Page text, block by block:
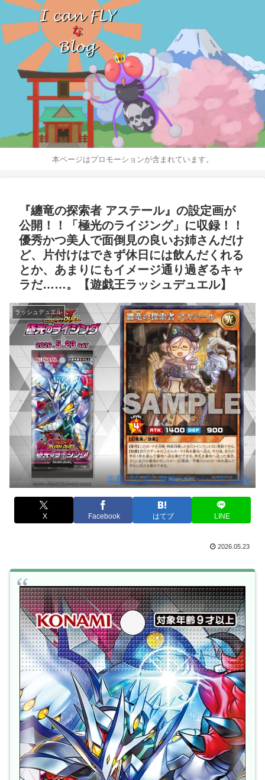
本ページはプロモーションが含まれています。
『纏竜の探索者 アステール』の設定画が
公開！！「極光のライジング」に収録！！
優秀かつ美人で面倒見の良いお姉さんだけ
ど、片付けはできず休日には飲んだくれる
とか、あまりにもイメージ通り過ぎるキャ
ラだ……。【遊戯王ラッシュデュエル】
ラッシュデュエル
出典:【公式】遊戯王ラッシュデュエル
X Facebook はてブ LINE
2026.05.23